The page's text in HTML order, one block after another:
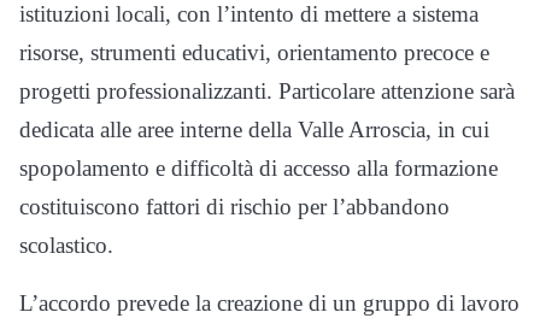
istituzioni locali, con l’intento di mettere a sistema
risorse, strumenti educativi, orientamento precoce e
progetti professionalizzanti. Particolare attenzione sarà
dedicata alle aree interne della Valle Arroscia, in cui
spopolamento e difficoltà di accesso alla formazione
costituiscono fattori di rischio per l’abbandono
scolastico.
L’accordo prevede la creazione di un gruppo di lavoro